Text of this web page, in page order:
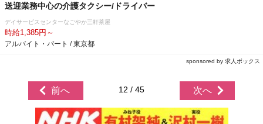
送迎業務中心の介護タクシー/ドライバー
デイサービスセンターなごやか三軒茶屋
時給1,385円～
アルバイト・パート / 東京都
sponsored by 求人ボックス
前へ 12 / 45 次へ